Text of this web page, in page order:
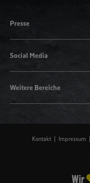
Presse
Social Media
Weitere Bereiche
Kontakt Impressum